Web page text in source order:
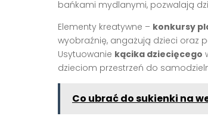
bańkami mydlanymi, pozwalają
Elementy kreatywne – konkursy
wyobraźnię, angażują dzieci oraz
Usytuowanie kącika dziecięcego
dzieciom przestrzeń do
Co ubrać do sukienki na